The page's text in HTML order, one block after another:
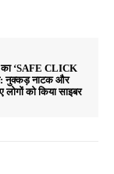
का ‘SAFE CLICK
नुक्कड़ नाटक और
लोगों को किया साइबर